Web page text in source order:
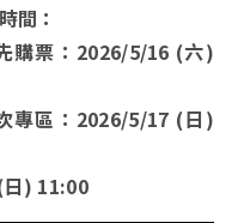
間：
購票：2026/5/16 (六)
專區：2026/5/17 (日)
) 11:00